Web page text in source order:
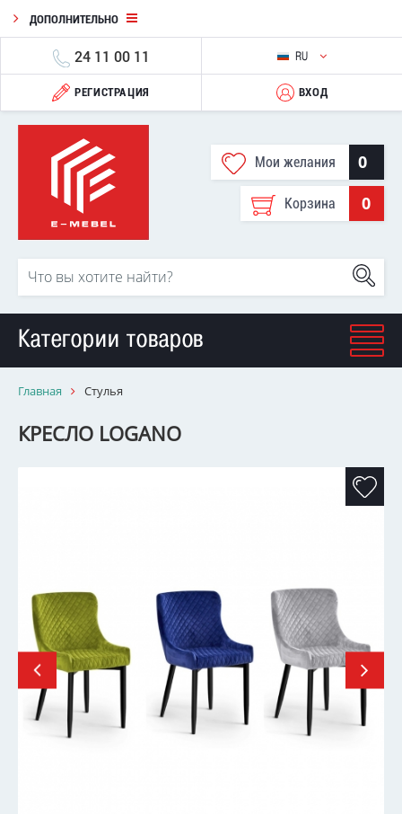
ДОПОЛНИТЕЛЬНО
24 11 00 11 RU
РЕГИСТРАЦИЯ ВХОД
Мои желания 0
Корзина 0
Категории товаров
Главная Стулья
КРЕСЛО LOGANO